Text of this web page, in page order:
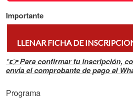
Importante
LLENAR FICHA DE
*👉 Para confirmar tu inscripción,
envía el comprobante de pago al
Programa